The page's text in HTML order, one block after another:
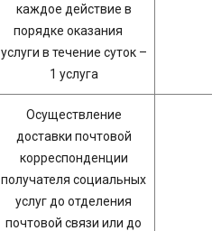
каждое действие в
порядке оказания
услуги в течение суток –
1 услуга
Осуществление
доставки почтовой
корреспонденции
получателя социальных
услуг до отделения
почтовой связи или до